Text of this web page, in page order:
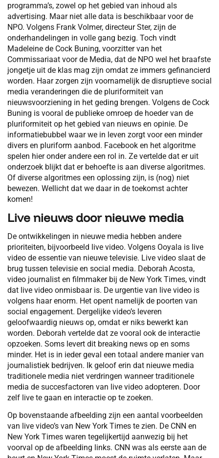
programma’s, zowel op het gebied van inhoud als
advertising. Maar niet alle data is beschikbaar voor de
NPO. Volgens Frank Volmer, directeur Ster, zijn de
onderhandelingen in volle gang bezig. Toch vindt
Madeleine de Cock Buning, voorzitter van het
Commissariaat voor de Media, dat de NPO wel het braafste
jongetje uit de klas mag zijn omdat ze immers gefinancierd
worden. Haar zorgen zijn voornamelijk de disruptieve social
media veranderingen die de pluriformiteit van
nieuwsvoorziening in het geding brengen. Volgens de Cock
Buning is vooral de publieke omroep de hoeder van de
pluriformiteit op het gebied van nieuws en opinie. De
informatiebubbel waar we in leven zorgt voor een minder
divers en pluriform aanbod. Facebook en het algoritme
spelen hier onder andere een rol in. Ze vertelde dat er uit
onderzoek blijkt dat er behoefte is aan diverse algoritmes.
Of diverse algoritmes een oplossing zijn, is (nog) niet
bewezen. Wellicht dat we daar in de toekomst achter
komen!
Live nieuws door nieuwe media
De ontwikkelingen in nieuwe media hebben andere
prioriteiten, bijvoorbeeld live video. Volgens Ooyala is live
video de essentie van nieuwe televisie. Live video slaat de
brug tussen televisie en social media. Deborah Acosta,
video journalist en filmmaker bij de New York Times, vindt
dat live video onmisbaar is. De urgentie van live video is
volgens haar enorm. Het opent namelijk de poorten van
social engagement. Dergelijke video’s leveren
geloofwaardig nieuws op, omdat er niks bewerkt kan
worden. Deborah vertelde dat ze vooral ook de interactie
opzoeken. Soms levert dit breaking news op en soms
minder. Het is in ieder geval een totaal andere manier van
journalistiek bedrijven. Ik geloof erin dat nieuwe media
traditionele media niet verdringen wanneer traditionele
media de succesfactoren van live video adopteren. Door
zelf live te gaan en interactie op te zoeken.
Op bovenstaande afbeelding zijn een aantal voorbeelden
van live video’s van New York Times te zien. De CNN en
New York Times waren tegelijkertijd aanwezig bij het
voorval op de afbeelding links. CNN was als eerste aan de